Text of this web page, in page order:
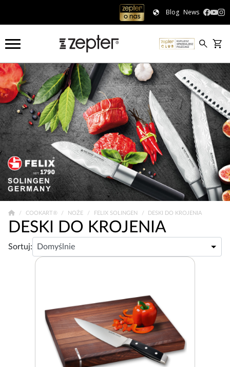
Blog News
COOKART® NOŻE FELIX SOLINGEN DESKI DO KROJENIA
DESKI DO KROJENIA
Sortuj: